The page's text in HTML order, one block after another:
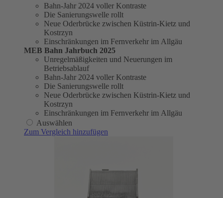
Bahn-Jahr 2024 voller Kontraste
Die Sanierungswelle rollt
Neue Oderbrücke zwischen Küstrin-Kietz und
Kostrzyn
Einschränkungen im Fernverkehr im Allgäu
MEB Bahn Jahrbuch 2025
Unregelmäßigkeiten und Neuerungen im
Betriebsablauf
Bahn-Jahr 2024 voller Kontraste
Die Sanierungswelle rollt
Neue Oderbrücke zwischen Küstrin-Kietz und
Kostrzyn
Einschränkungen im Fernverkehr im Allgäu
Auswählen
Zum Vergleich hinzufügen